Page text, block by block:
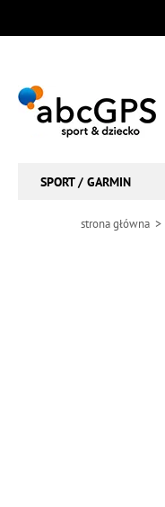
SPORT / GARMIN
strona główna